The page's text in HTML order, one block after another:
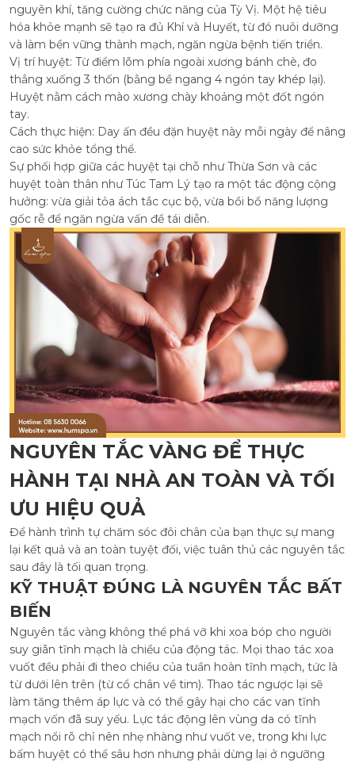
nguyên khí, tăng cường chức năng của Tỳ Vị. Một hệ tiêu
hóa khỏe mạnh sẽ tạo ra đủ Khí và Huyết, từ đó nuôi dưỡng
và làm bền vững thành mạch, ngăn ngừa bệnh tiến triển.
Vị trí huyệt: Từ điểm lõm phía ngoài xương bánh chè, đo
thẳng xuống 3 thốn (bằng bề ngang 4 ngón tay khép lại).
Huyệt nằm cách mào xương chày khoảng một đốt ngón
tay.
Cách thực hiện: Day ấn đều đặn huyệt này mỗi ngày để nâng
cao sức khỏe tổng thể.
Sự phối hợp giữa các huyệt tại chỗ như Thừa Sơn và các
huyệt toàn thân như Túc Tam Lý tạo ra một tác động cộng
hưởng: vừa giải tỏa ách tắc cục bộ, vừa bồi bổ năng lượng
gốc rễ để ngăn ngừa vấn đề tái diễn.
NGUYÊN TẮC VÀNG ĐỂ THỰC
HÀNH TẠI NHÀ AN TOÀN VÀ TỐI
ƯU HIỆU QUẢ
Để hành trình tự chăm sóc đôi chân của bạn thực sự mang
lại kết quả và an toàn tuyệt đối, việc tuân thủ các nguyên tắc
sau đây là tối quan trọng.
KỸ THUẬT ĐÚNG LÀ NGUYÊN TẮC BẤT
BIẾN
Nguyên tắc vàng không thể phá vỡ khi xoa bóp cho người
suy giãn tĩnh mạch là chiều của động tác. Mọi thao tác xoa
vuốt đều phải đi theo chiều của tuần hoàn tĩnh mạch, tức là
từ dưới lên trên (từ cổ chân về tim). Thao tác ngược lại sẽ
làm tăng thêm áp lực và có thể gây hại cho các van tĩnh
mạch vốn đã suy yếu. Lực tác động lên vùng da có tĩnh
mạch nổi rõ chỉ nên nhẹ nhàng như vuốt ve, trong khi lực
bấm huyệt có thể sâu hơn nhưng phải dừng lại ở ngưỡng